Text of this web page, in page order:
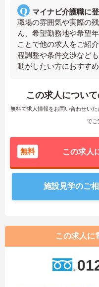
マイナビ介護職に
職場の雰囲気や実際の
ん、希望勤務地や希望
ことで他の求人をご紹
程調整や条件交渉など
動がしたい方におすすめ
この求人につい
無料で求人情報をお問い合わせい
でご
無料 この求人
施設見学のご
この求人に